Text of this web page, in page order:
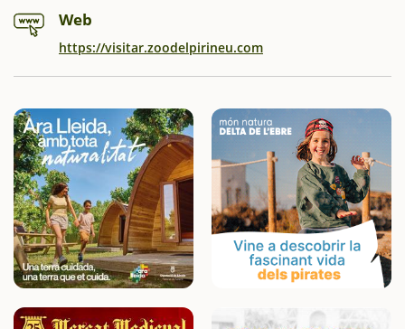
Web
https://visitar.zoodelpirineu.com